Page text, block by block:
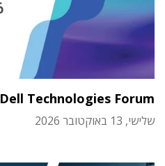
Dell Technologies Forum
שלישי, 13 באוקטובר 2026